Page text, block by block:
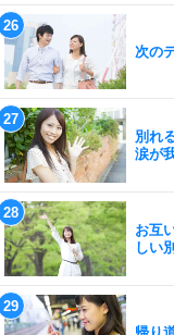
次の
別れ
涙が
お互
しい
帰り